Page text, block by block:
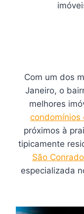
Com um dos
Janeiro, o
melhores
condomínios
próximos à
tipicamente
São Conrado
especializada